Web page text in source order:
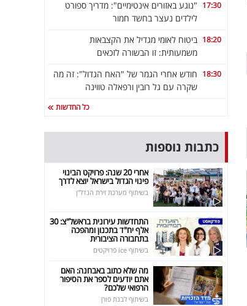
17:30 "נוגע באזורים אינטימיים": מדריך ספורט
לילדים נעצר בחשד חמור
18:20 ביטוח לאומי מגדיל את הקצבאות
משמעותית: זו הבשורה לזכאים
18:30 חודש אחרי הגמר של "האח הגדול": זה מה
שקרה עם גל רובין ורפאלה טווינה
כל החדשות
כתבות נוספות
אחרי 20 שנה: פרויקט הבינוי
פינוי הגדול בישראל יוצא לדרך
בשיתוף מערכת זירת הנדל"ן
התחדשות עירונית בראשל"צ: 30
אלף יח"ד בתכנון ומהפכה
בתחבורה הציבורית
בשיתוף ice פרויקטים
מה שלא כתוב באבחנה: האם
אתם יודעים לספר את הסיפור
הרפואי שלכם?
בשיתוף לבנת פורן